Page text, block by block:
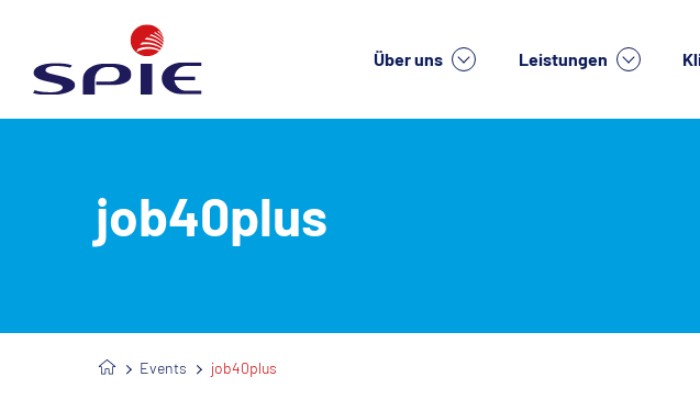
Über uns Leistungen
job40plus
Events job40plus